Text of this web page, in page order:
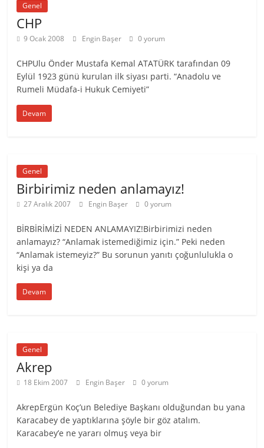
Genel
CHP
9 Ocak 2008 Engin Başer 0 yorum
CHPUlu Önder Mustafa Kemal ATATÜRK tarafından 09
Eylül 1923 günü kurulan ilk siyası parti. “Anadolu ve
Rumeli Müdafa-i Hukuk Cemiyeti”
Devam
Genel
Birbirimiz neden anlamayız!
27 Aralık 2007 Engin Başer 0 yorum
BİRBİRİMİZİ NEDEN ANLAMAYIZ!Birbirimizi neden
anlamayız? “Anlamak istemediğimiz için.” Peki neden
“Anlamak istemeyiz?” Bu sorunun yanıtı çoğunlulukla o
kişi ya da
Devam
Genel
Akrep
18 Ekim 2007 Engin Başer 0 yorum
AkrepErgün Koç’un Belediye Başkanı olduğundan bu yana
Karacabey de yaptıklarına şöyle bir göz atalım.
Karacabey’e ne yararı olmuş veya bir